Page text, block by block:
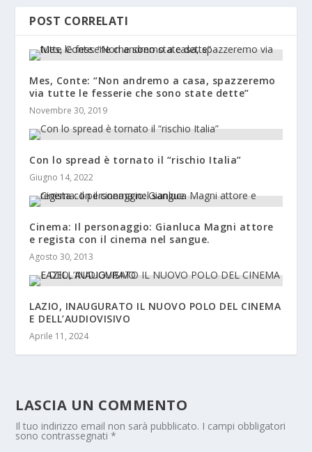
POST CORRELATI
Mes, Conte: “Non andremo a casa, spazzeremo
via tutte le fesserie che sono state dette”
Novembre 30, 2019
Con lo spread è tornato il “rischio Italia”
Giugno 14, 2022
Cinema: Il personaggio: Gianluca Magni attore
e regista con il cinema nel sangue.
Agosto 30, 2013
LAZIO, INAUGURATO IL NUOVO POLO DEL CINEMA
E DELL’AUDIOVISIVO
Aprile 11, 2024
LASCIA UN COMMENTO
Il tuo indirizzo email non sarà pubblicato. I campi obbligatori
sono contrassegnati*